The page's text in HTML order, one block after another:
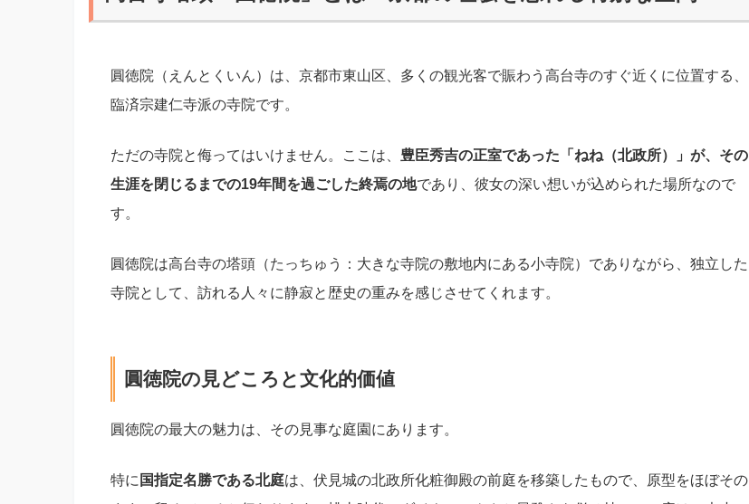
圓徳院（えんとくいん）は、京都市東山区、多くの観光客で賑わう高台寺のすぐ近くに位置する、
臨済宗建仁寺派の寺院です。
ただの寺院と侮ってはいけません。ここは、 豊臣秀吉の正室であった「ねね（北政所）」が、その
生涯を閉じるまでの19年間を過ごした終焉の地であり、彼女の深い想いが込められた場所なので
す。
圓徳院は高台寺の塔頭（たっちゅう：大きな寺院の敷地内にある小寺院）でありながら、独立した
寺院として、訪れる人々に静寂と歴史の重みを感じさせてくれます。
圓徳院の見どころと文化的価値
圓徳院の最大の魅力は、その見事な庭園にあります。
特に 国指定名勝である北庭は、伏見城の北政所化粧御殿の前庭を移築したもので、原型をほぼその